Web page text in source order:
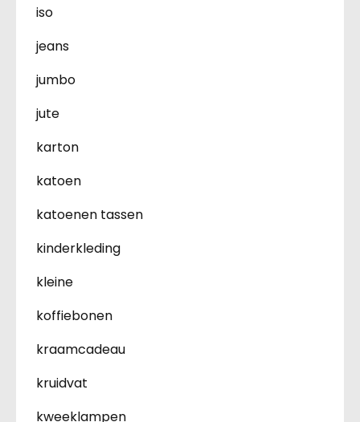
iso
jeans
jumbo
jute
karton
katoen
katoenen tassen
kinderkleding
kleine
koffiebonen
kraamcadeau
kruidvat
kweeklampen